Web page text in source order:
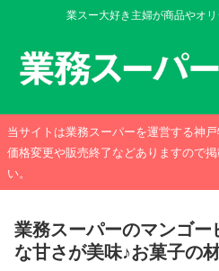
業スー大好き主婦が商品やオ
当サイトは業務スーパーを運営する神
価格変更や販売終了などありますので
い。
業務スーパーのマンゴー
な甘さが美味♪お菓子の